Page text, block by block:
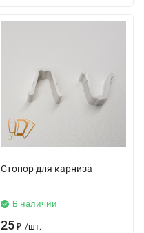
Стопор для карниза
В наличии
25 ₽ /шт.